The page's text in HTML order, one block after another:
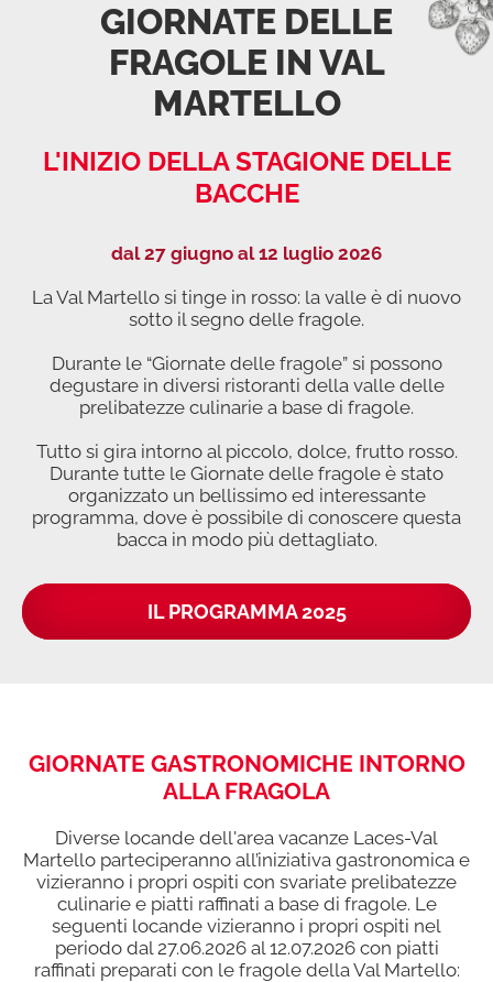
GIORNATE DELLE
FRAGOLE IN VAL
MARTELLO
L'INIZIO DELLA STAGIONE DELLE
BACCHE
dal 27 giugno al 12 luglio 2026
La Val Martello si tinge in rosso: la valle è di nuovo
sotto il segno delle fragole.
Durante le “Giornate delle fragole” si possono
degustare in diversi ristoranti della valle delle
prelibatezze culinarie a base di fragole.
Tutto si gira intorno al piccolo, dolce, frutto rosso.
Durante tutte le Giornate delle fragole è stato
organizzato un bellissimo ed interessante
programma, dove è possibile di conoscere questa
bacca in modo più dettagliato.
IL PROGRAMMA 2025
GIORNATE GASTRONOMICHE INTORNO
ALLA FRAGOLA
Diverse locande dell'area vacanze Laces-Val
Martello parteciperanno all’iniziativa gastronomica e
vizieranno i propri ospiti con svariate prelibatezze
culinarie e piatti raffinati a base di fragole. Le
seguenti locande vizieranno i propri ospiti nel
periodo dal 27.06.2026 al 12.07.2026 con piatti
raffinati preparati con le fragole della Val Martello: